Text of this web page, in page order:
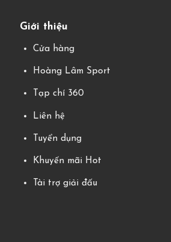
Giới thiệu
Cửa hàng
Hoàng Lâm Sport
Tạp chí 360
Liên hệ
Tuyển dụng
Khuyến mãi Hot
Tài trợ giải đấu